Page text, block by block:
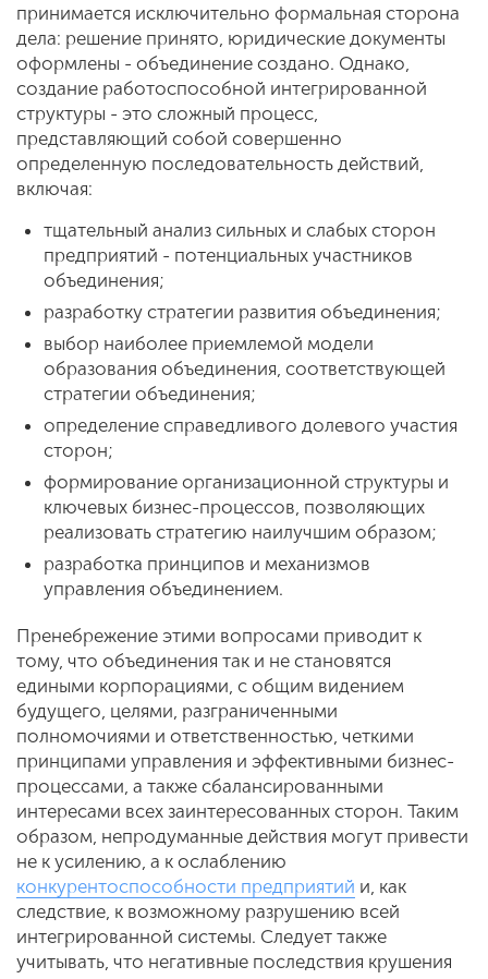
принимается исключительно формальная сторона
дела: решение принято, юридические документы
оформлены - объединение создано. Однако,
создание работоспособной интегрированной
структуры - это сложный процесс,
представляющий собой совершенно
определенную последовательность действий,
включая:
тщательный анализ сильных и слабых сторон
предприятий - потенциальных участников
объединения;
разработку стратегии развития объединения;
выбор наиболее приемлемой модели
образования объединения, соответствующей
стратегии объединения;
определение справедливого долевого участия
сторон;
формирование организационной структуры и
ключевых бизнес-процессов, позволяющих
реализовать стратегию наилучшим образом;
разработка принципов и механизмов
управления объединением.
Пренебрежение этими вопросами приводит к
тому, что объединения так и не становятся
едиными корпорациями, с общим видением
будущего, целями, разграниченными
полномочиями и ответственностью, четкими
принципами управления и эффективными бизнес-
процессами, а также сбалансированными
интересами всех заинтересованных сторон. Таким
образом, непродуманные действия могут привести
не к усилению, а к ослаблению
конкурентоспособности предприятий и, как
следствие, к возможному разрушению всей
интегрированной системы. Следует также
учитывать, что негативные последствия крушения